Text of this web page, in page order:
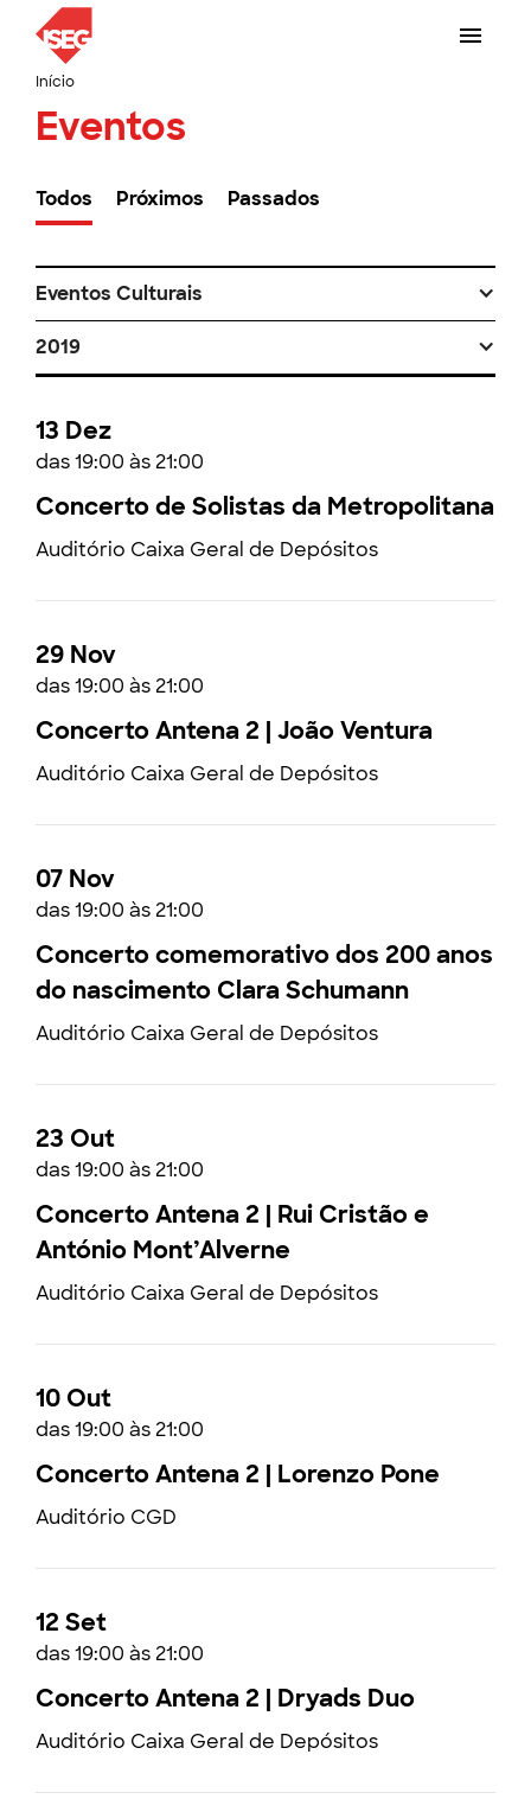
Início
Eventos
Todos Próximos Passados
Eventos Culturais
2019
13 Dez
das 19:00 às 21:00
Concerto de Solistas da Metropolitana
Auditório Caixa Geral de Depósitos
29 Nov
das 19:00 às 21:00
Concerto Antena 2 | João Ventura
Auditório Caixa Geral de Depósitos
07 Nov
das 19:00 às 21:00
Concerto comemorativo dos 200 anos
do nascimento Clara Schumann
Auditório Caixa Geral de Depósitos
23 Out
das 19:00 às 21:00
Concerto Antena 2 | Rui Cristão e
António Mont’Alverne
Auditório Caixa Geral de Depósitos
10 Out
das 19:00 às 21:00
Concerto Antena 2 | Lorenzo Pone
Auditório CGD
12 Set
das 19:00 às 21:00
Concerto Antena 2 | Dryads Duo
Auditório Caixa Geral de Depósitos